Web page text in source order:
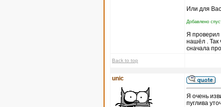
Или для
Добавлено
Я проверил
нашёл . Так
сначала
Back to top
unic
Я очень
пуглива